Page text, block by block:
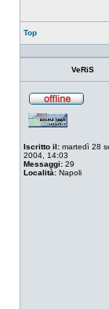
Top
VeRiS
Iscritto il: martedì 28
2004, 14:03
Messaggi: 29
Località: Napoli